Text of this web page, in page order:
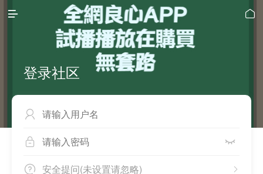
 
登录社区

 
 
安全提问(未设置请忽略)